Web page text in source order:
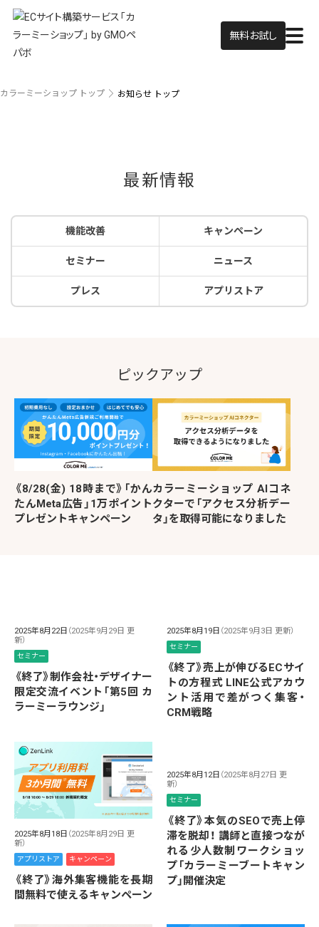
無料お試し
カラーミーショップ トップ お知らせ トップ
最新情報
機能改善 キャンペーン
セミナー ニュース
プレス アプリストア
ピックアップ
《8/28(金) 18時まで》「かん
たんMeta広告」1万ポイント
プレゼントキャンペーン
カラーミーショップ AIコネ
クターで「アクセス分析デー
タ」を取得可能になりました
2025年8月22日 （2025年9月29日 更
新）
セミナー
《終了》制作会社・デザイナー
限定交流イベント「第5回 カ
ラーミーラウンジ」
2025年8月19日 （2025年9月3日 更新）
セミナー
《終了》売上が伸びるECサイ
トの方程式 LINE公式アカウ
ント活用で差がつく集客・
CRM戦略
2025年8月18日 （2025年8月29日 更
新）
アプリストア キャンペーン
《終了》海外集客機能を長期
間無料で使えるキャンペーン
2025年8月12日 （2025年8月27日 更
新）
セミナー
《終了》本気のSEOで売上停
滞を脱却！ 講師と直接つなが
れる少人数制ワークショッ
プ「カラーミーブートキャン
プ」開催決定